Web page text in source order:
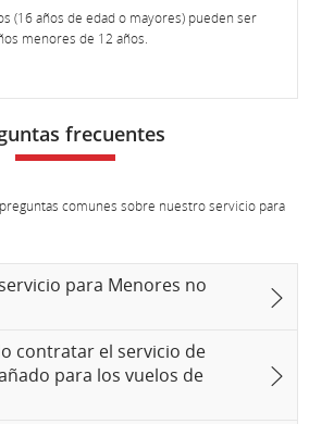
(16 años de edad o mayores) pueden ser
menores de 12 años.
frecuentes
comunes sobre nuestro servicio para
para Menores no
contratar el servicio de
para los vuelos de